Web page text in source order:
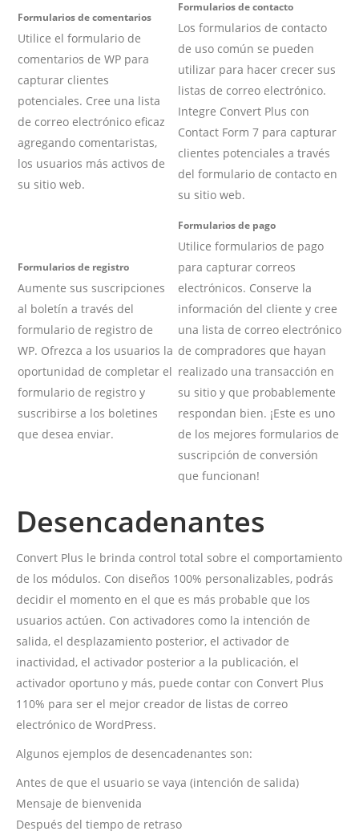
Formularios de comentarios
Utilice el formulario de
comentarios de WP para
capturar clientes
potenciales. Cree una lista
de correo electrónico eficaz
agregando comentaristas,
los usuarios más activos de
su sitio web.
Formularios de contacto
Los formularios de contacto
de uso común se pueden
utilizar para hacer crecer sus
listas de correo electrónico.
Integre Convert Plus con
Contact Form 7 para capturar
clientes potenciales a través
del formulario de contacto en
su sitio web.
Formularios de registro
Aumente sus suscripciones
al boletín a través del
formulario de registro de
WP. Ofrezca a los usuarios la
oportunidad de completar el
formulario de registro y
suscribirse a los boletines
que desea enviar.
Formularios de pago
Utilice formularios de pago
para capturar correos
electrónicos. Conserve la
información del cliente y cree
una lista de correo electrónico
de compradores que hayan
realizado una transacción en
su sitio y que probablemente
respondan bien. ¡Este es uno
de los mejores formularios de
suscripción de conversión
que funcionan!
Desencadenantes
Convert Plus le brinda control total sobre el comportamiento
de los módulos. Con diseños 100% personalizables, podrás
decidir el momento en el que es más probable que los
usuarios actúen. Con activadores como la intención de
salida, el desplazamiento posterior, el activador de
inactividad, el activador posterior a la publicación, el
activador oportuno y más, puede contar con Convert Plus
110% para ser el mejor creador de listas de correo
electrónico de WordPress.
Algunos ejemplos de desencadenantes son:
Antes de que el usuario se vaya (intención de salida)
Mensaje de bienvenida
Después del tiempo de retraso